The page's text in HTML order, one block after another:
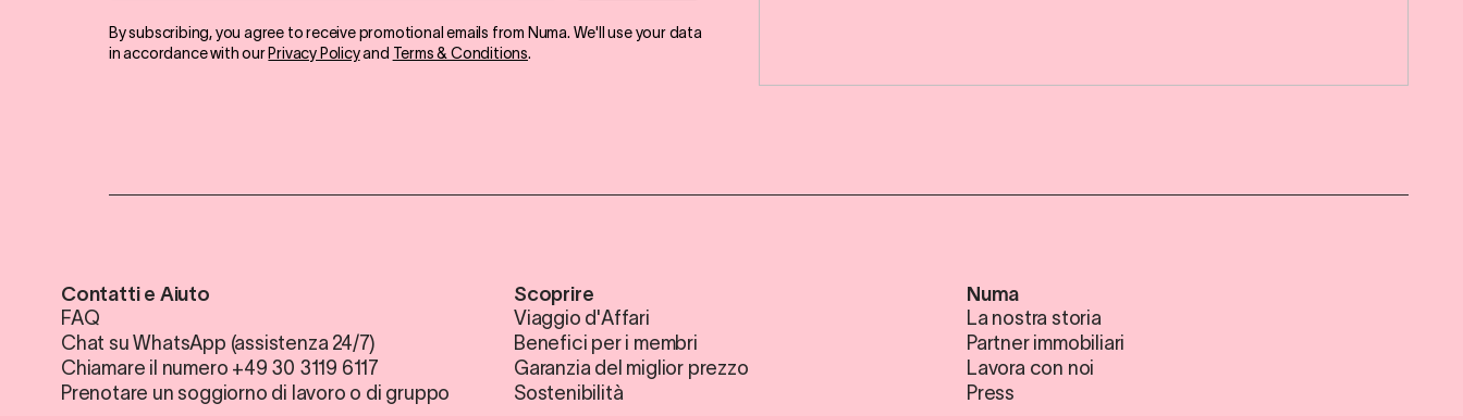
By subscribing, you agree to receive promotional emails from Numa. We'll use your data
in accordance with our Privacy Policyand Terms & Conditions.
Contatti e Aiuto
FAQ
Chat su WhatsApp (assistenza 24/7)
Chiamare il numero +49 30 3119 6117
Prenotare un soggiorno di lavoro o di gruppo
Scoprire
Viaggio d'Affari
Benefici per i membri
Garanzia del miglior prezzo
Sostenibilità
Numa
La nostra storia
Partner immobiliari
Lavora con noi
Press